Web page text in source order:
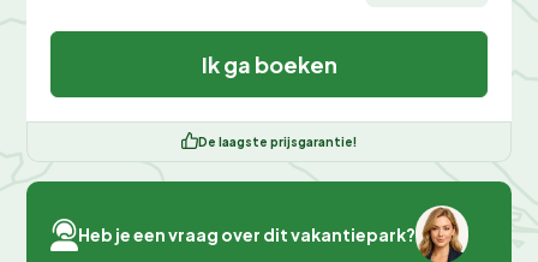
Ik ga boeken
De laagste prijsgarantie!
Heb je een vraag over dit vakantiepark?